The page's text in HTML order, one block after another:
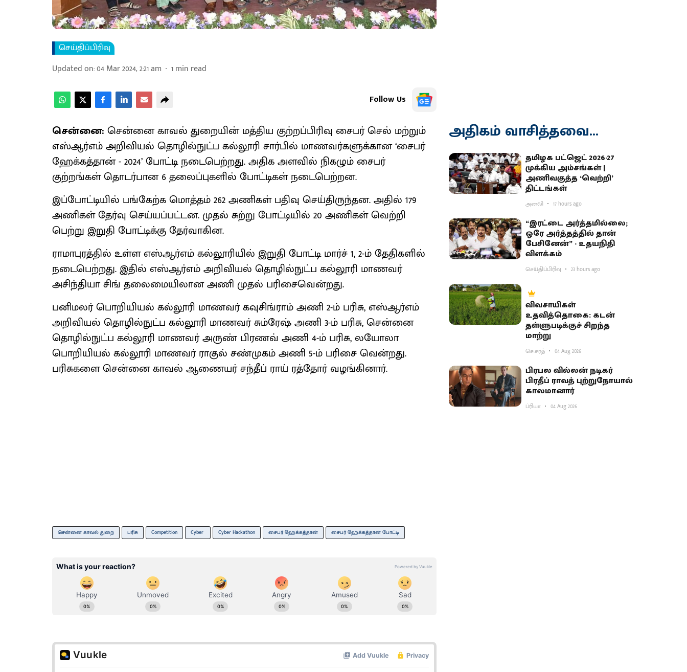
செய்திப்பிரிவு
Updated on:04 Mar 2024, 2:21 am 1min read
Follow Us
சென்னை: சென்னை காவல் துறையின் மத்திய குற்றப்பிரிவு சைபர் செல் மற்றும்
எஸ்ஆர்எம் அறிவியல் தொழில்நுட்ப கல்லூரி சார்பில் மாணவர்களுக்கான ‘சைபர்
ஹேக்கத்தான் - 2024’ போட்டி நடைபெற்றது. அதிக அளவில் நிகழும் சைபர்
குற்றங்கள் தொடர்பான 6 தலைப்புகளில் போட்டிகள் நடைபெற்றன.
இப்போட்டியில் பங்கேற்க மொத்தம் 262 அணிகள் பதிவு செய்திருந்தன. அதில் 179
அணிகள் தேர்வு செய்யப்பட்டன. முதல் சுற்று போட்டியில் 20 அணிகள் வெற்றி
பெற்று இறுதி போட்டிக்கு தேர்வாகின.
ராமாபுரத்தில் உள்ள எஸ்ஆர்எம் கல்லூரியில் இறுதி போட்டி மார்ச் 1, 2-ம் தேதிகளில்
நடைபெற்றது. இதில் எஸ்ஆர்எம் அறிவியல் தொழில்நுட்ப கல்லூரி மாணவர்
அசிந்தியா சிங் தலைமையிலான அணி முதல் பரிசைவென்றது.
பனிமலர் பொறியியல் கல்லூரி மாணவர் கவுசிங்ராம் அணி 2-ம் பரிசு, எஸ்ஆர்எம்
அறிவியல் தொழில்நுட்ப கல்லூரி மாணவர் சும்ரேஷ் அணி 3-ம் பரிசு, சென்னை
தொழில்நுட்ப கல்லூரி மாணவர் அருண் பிரணவ் அணி 4-ம் பரிசு, லயோலா
பொறியியல் கல்லூரி மாணவர் ராகுல் சண்முகம் அணி 5-ம் பரிசை வென்றது.
பரிசுகளை சென்னை காவல் ஆணையர் சந்தீப் ராய் ரத்தோர் வழங்கினார்.
சென்னை காவல் துறை பரிசு Competition Cyber ​​ Cyber ​​Hackathon சைபர் ஹேக்கத்தான் சைபர் ஹேக்கத்தான் போட்டி
அதிகம் வாசித்தவை...
தமிழக பட்ஜெட் 2026-27
முக்கிய அம்சங்கள் |
அணிவகுத்த ‘வெற்றி’
திட்டங்கள்
அனலி 17 hours ago
“இரட்டை அர்த்தமில்லை;
ஒரே அர்த்தத்தில் தான்
பேசினேன்” - உதயநிதி
விளக்கம்
செய்திப்பிரிவு 23 hours ago
விவசாயிகள்
உதவித்தொகை: கடன்
தள்ளுபடிக்குச் சிறந்த
மாற்று
செ.சரத் 04 Aug 2026
பிரபல வில்லன் நடிகர்
பிரதீப் ராவத் புற்றுநோயால்
காலமானார்
ப்ரியா 04 Aug 2026